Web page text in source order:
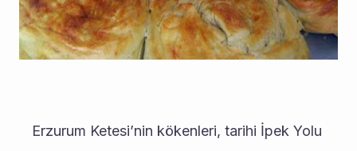
Erzurum Ketesi’nin kökenleri, tarihi İpek Yolu